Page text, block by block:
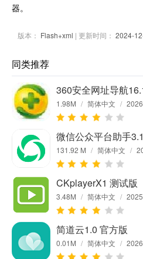
器。
版本： Flash+xml | 更新时间： 2024-
同类推荐
360安全网址导航
1.98M / 简体中文 /
微信公众平台助手
131.92 M / 简体中文 /
CKplayerX1 测试版
3.48M / 简体中文 /
简道云1.0 官方版
0.01M / 简体中文 /